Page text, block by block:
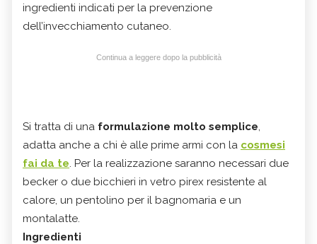
ingredienti indicati per la prevenzione
dell’invecchiamento cutaneo.
Continua a leggere dopo la pubblicità
Si tratta di una formulazione molto semplice,
adatta anche a chi è alle prime armi con la cosmesi
fai da te. Per la realizzazione saranno necessari due
becker o due bicchieri in vetro pirex resistente al
calore, un pentolino per il bagnomaria e un
montalatte.
Ingredienti